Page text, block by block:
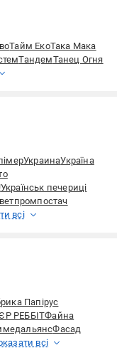
Тайм ЕкоТака Мака
ТандемТанец Огня
УкраинаУкраїна
Українськ печериці
всі
Папірус
РЕББІТФайна
Фасад
всі